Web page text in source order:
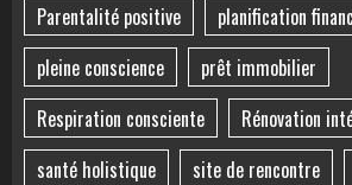
Parentalité positive
planification
pleine conscience
prêt immobilier
Respiration consciente
Rénovation
santé holistique
site de rencontre